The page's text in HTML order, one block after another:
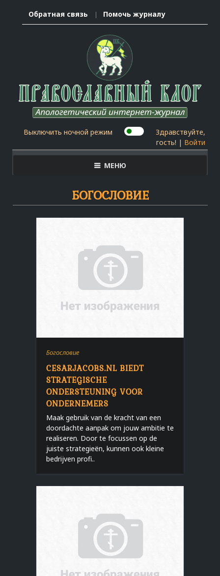
Обратная связь Помочь журналу
Выключить ночной режим
Здравствуйте,
гость! | Войти
МЕНЮ
БОГОСЛОВИЕ
Богословие
CESARJACOBS.NL BIEDT
STRATEGISCHE
ONDERSTEUNING VOOR
ONDERNEMERS
Maak gebruik van de kracht van een
doordachte aanpak om jouw ambitie te
realiseren. Door te focussen op de
juiste strategieën, kunnen ook kleine
bedrijven profi..